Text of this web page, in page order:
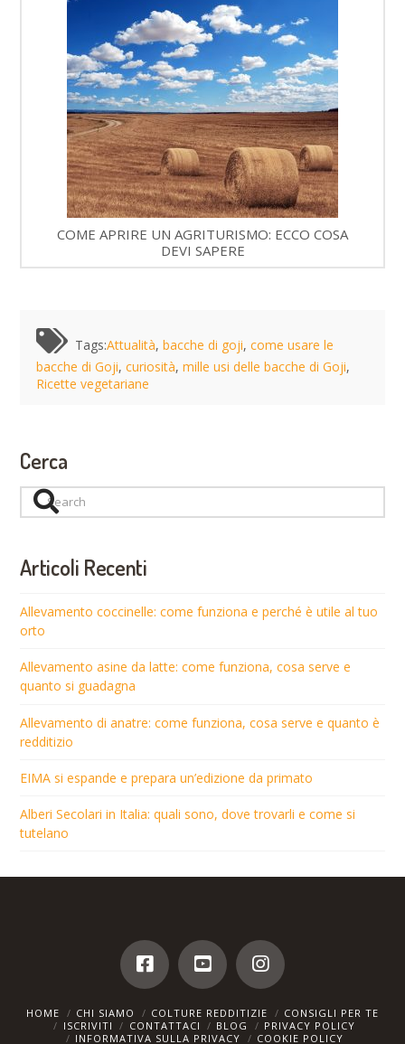
COME APRIRE UN AGRITURISMO: ECCO COSA
DEVI SAPERE
Tags:Attualità,bacche di goji,come usare le
bacche di Goji, curiosità, mille usi delle bacche di Goji,
Ricette vegetariane
Cerca
Search
Articoli Recenti
Allevamento coccinelle: come funziona e perché è utile al tuo
orto
Allevamento asine da latte: come funziona, cosa serve e
quanto si guadagna
Allevamento di anatre: come funziona, cosa serve e quanto è
redditizio
EIMA si espande e prepara un’edizione da primato
Alberi Secolari in Italia: quali sono, dove trovarli e come si
tutelano
HOME CHI SIAMO COLTURE REDDITIZIE
CONSIGLI PER TE
ISCRIVITI
CONTATTACI BLOG
PRIVACY POLICY
INFORMATIVA SULLA PRIVACY
COOKIE POLICY